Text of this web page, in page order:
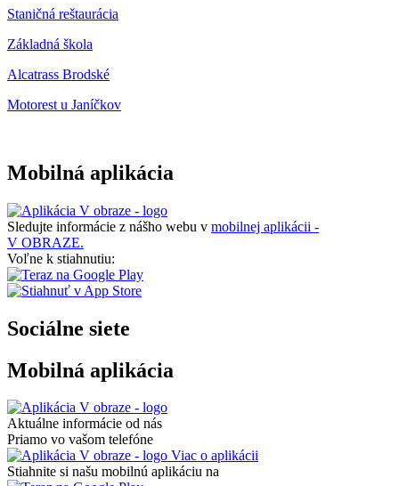
Staničná reštaurácia
Základná škola
Alcatrass Brodské
Motorest u Janíčkov
Mobilná aplikácia
Sledujte informácie z nášho webu v mobilnej aplikácii -
V OBRAZE.
Voľne k stiahnutiu:
Sociálne siete
Mobilná aplikácia
Aktuálne informácie od nás
Priamo vo vašom telefóne
Viac o aplikácii
Stiahnite si našu mobilnú aplikáciu na